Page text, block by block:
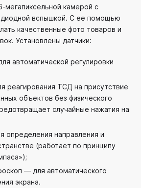
мегапиксельной камерой с
вспышкой. С ее помощью
качественные фото товаров и
Установлены датчики:
автоматической регулировки
реагирования ТСД на присутствие
объектов без физического
случайные нажатия на
определения направления и
(работает по принципу
— для автоматического
экрана.